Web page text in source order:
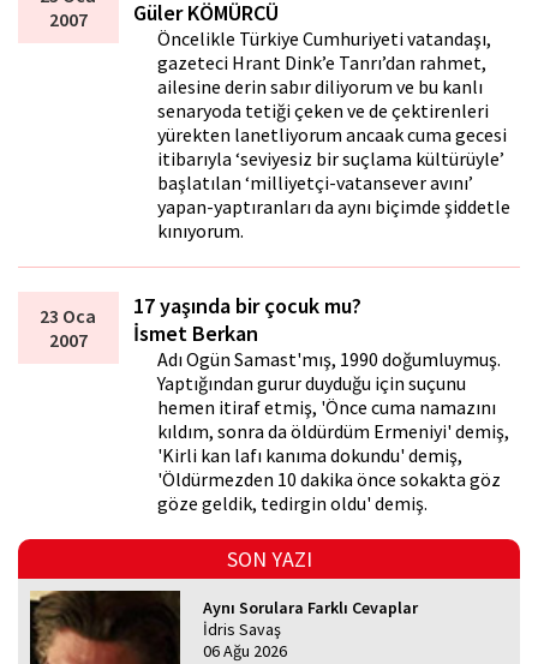
2007
Güler KÖMÜRCÜ
Öncelikle Türkiye Cumhuriyeti vatandaşı,
gazeteci Hrant Dink’e Tanrı’dan rahmet,
ailesine derin sabır diliyorum ve bu kanlı
senaryoda tetiği çeken ve de çektirenleri
yürekten lanetliyorum ancaak cuma gecesi
itibarıyla ‘seviyesiz bir suçlama kültürüyle’
başlatılan ‘milliyetçi-vatansever avını’
yapan-yaptıranları da aynı biçimde şiddetle
kınıyorum.
23 Oca
2007
17 yaşında bir çocuk mu?
İsmet Berkan
Adı Ogün Samast'mış, 1990 doğumluymuş.
Yaptığından gurur duyduğu için suçunu
hemen itiraf etmiş, 'Önce cuma namazını
kıldım, sonra da öldürdüm Ermeniyi' demiş,
'Kirli kan lafı kanıma dokundu' demiş,
'Öldürmezden 10 dakika önce sokakta göz
göze geldik, tedirgin oldu' demiş.
SON YAZI
Aynı Sorulara Farklı Cevaplar
İdris Savaş
06 Ağu 2026